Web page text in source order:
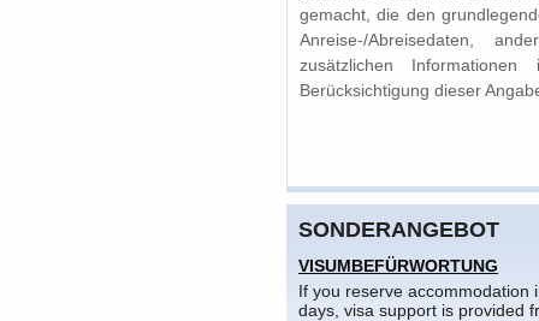
gemacht, die den
Anreise-/Abreisedaten,
zusätzlichen
Berücksichtigung dieser
SONDERANGEBOT
VISUMBEFÜRWORTUNG
If you reserve accommodation
days, visa support is provided